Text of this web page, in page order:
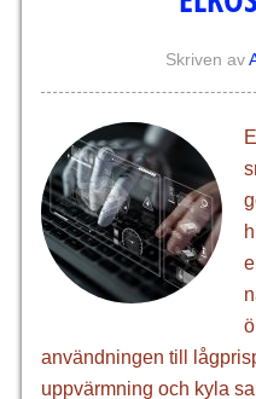
Skriven av
användningen till
uppvärmning och kyla